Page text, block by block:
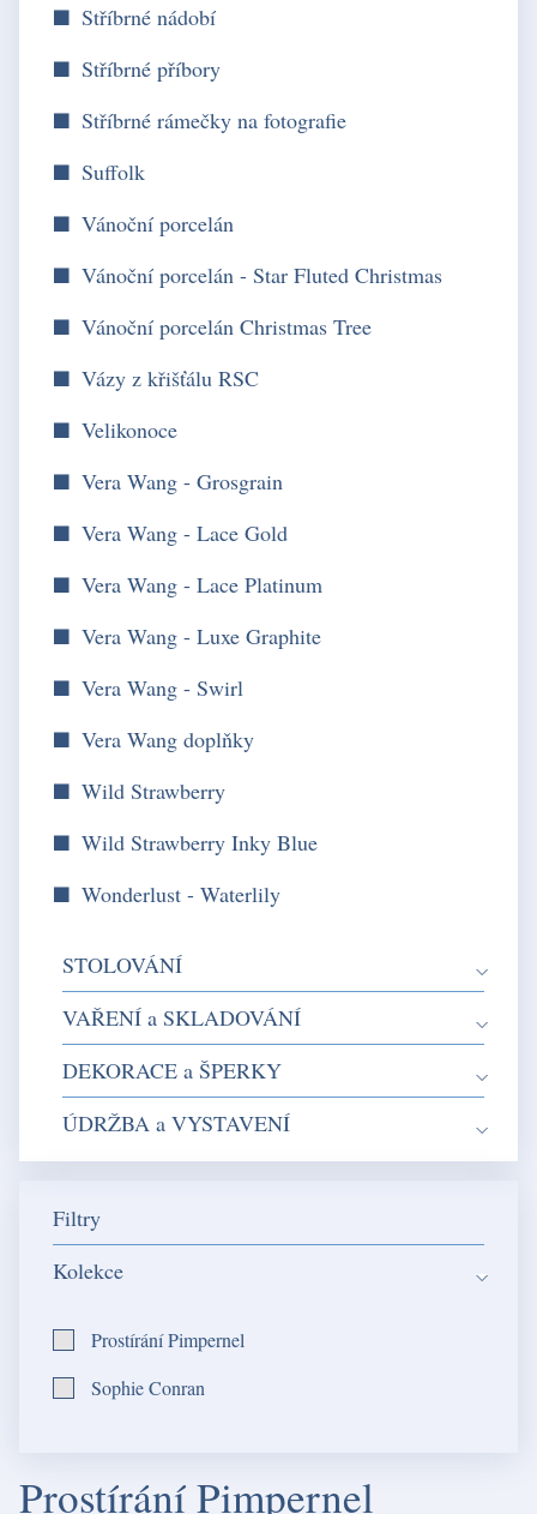
Prostírání Pimpernel
Stříbrné nádobí
Stříbrné příbory
Stříbrné rámečky na fotografie
Suffolk
Vánoční porcelán
Vánoční porcelán - Star Fluted Christmas
Vánoční porcelán Christmas Tree
Vázy z křišťálu RSC
Velikonoce
Vera Wang - Grosgrain
Vera Wang - Lace Gold
Vera Wang - Lace Platinum
Vera Wang - Luxe Graphite
Vera Wang - Swirl
Vera Wang doplňky
Wild Strawberry
Wild Strawberry Inky Blue
Wonderlust - Waterlily
STOLOVÁNÍ
VAŘENÍ a SKLADOVÁNÍ
DEKORACE a ŠPERKY
ÚDRŽBA a VYSTAVENÍ
Filtry
Kolekce
Prostírání Pimpernel
Sophie Conran